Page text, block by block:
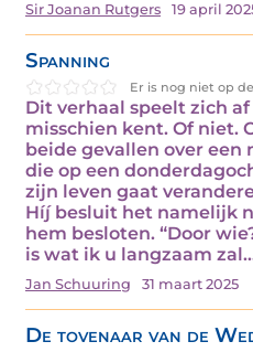
Sir Joanan Rutgers 19 april
Spanning
Er is nog niet op
Dit verhaal speelt zich
misschien kent. Of niet.
beide gevallen over een
die op een
zijn leven gaat
Híj́ besluit het namelijk
hem besloten. “Door
is wat ik u langzaam
Jan Schuuring 31 maart 2025
De tovenaar van de